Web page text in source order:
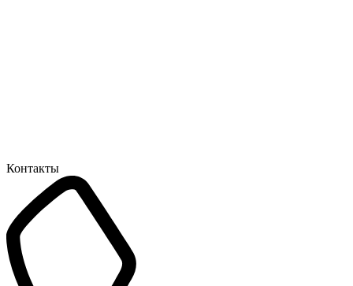
Контакты